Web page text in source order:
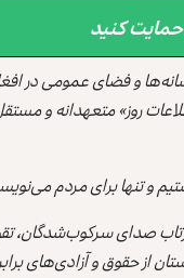
حمایت کنید
و فضای عمومی در
روز» متعهدانه و
و تنها برای مردم
صدای سرکوب‌شدگان،
از حقوق و آزادی‌های